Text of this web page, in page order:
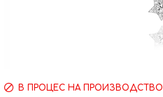
В ПРОЦЕС НА ПРОИЗВОДСТВО